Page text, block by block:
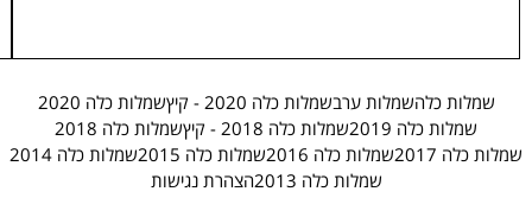
שמלות כלהשמלות ערבשמלות כלה 2020 - קיץ
שמלות כלה 2020
שמלות כלה 2019
שמלות כלה 2018 - קיץ
שמלות כלה 2018
שמלות כלה 2017
שמלות כלה 2016 שמלות כלה 2015
שמלות כלה 2014
שמלות כלה 2013
הצהרת נגישות